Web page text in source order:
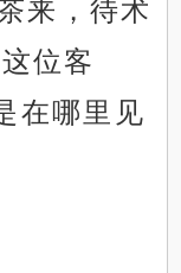
来，待术
位客
在哪里见